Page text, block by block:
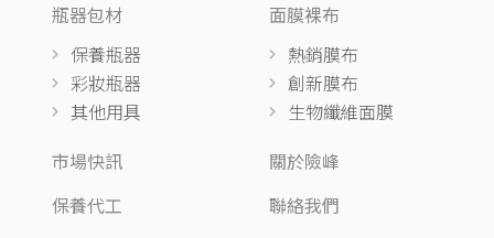
瓶器包材
保養瓶器
彩妝瓶器
其他用具
面膜裸布
熱銷膜布
創新膜布
生物纖維面膜
市場快訊
保養代工
關於險峰
聯絡我們